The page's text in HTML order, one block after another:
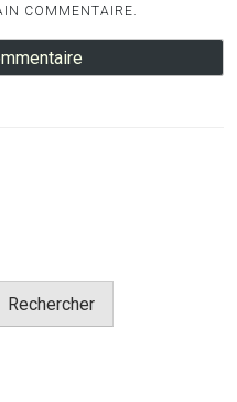
COMMENTAIRE.
Rechercher